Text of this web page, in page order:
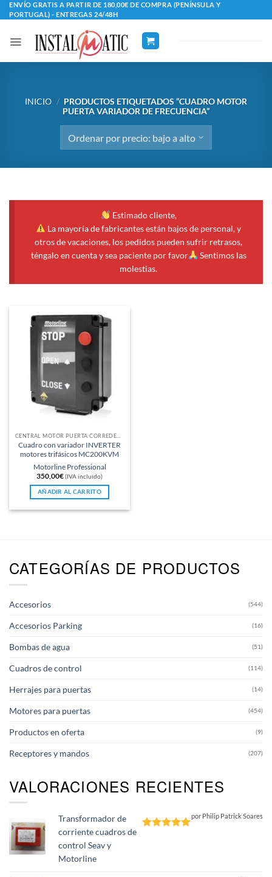
Saltar
al
contenido
ENVÍO GRATIS A PARTIR DE 180,00€ DE COMPRA (PENÍNSULA Y
PORTUGAL) - ENTREGAS 24/48H
INICIO / PRODUCTOS ETIQUETADOS “CUADRO MOTOR
PUERTA VARIADOR DE FRECUENCIA”
Estimado cliente,
La mayoría de fabricantes están bajos de personal, y
otros de vacaciones, los pedidos pueden sufrir retrasos,
téngalo en cuenta y sea paciente por favor
Sentimos las
molestias.
Cuadro con variador INVERTER
motores trifásicos MC200KVM
Motorline Professional
350,00€(IVA incluido)
AÑADIR AL CARRITO
CATEGORÍAS DE PRODUCTOS
Accesorios (544)
Accesorios Parking (16)
Bombas de agua (51)
Cuadros de control (114)
Herrajes para puertas (14)
Motores para puertas (454)
Productos en oferta (9)
Receptores y mandos (207)
VALORACIONES RECIENTES
Transformador de
corriente cuadros de
control Seav y
Motorline
por Philip Patrick Soares